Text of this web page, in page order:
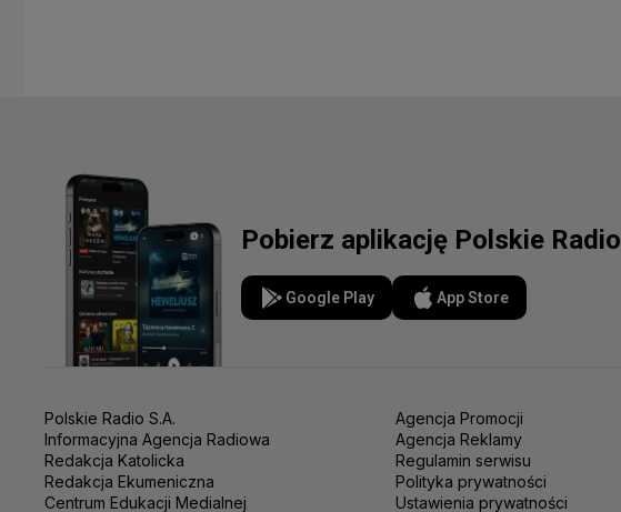
Pobierz aplikację Polskie Radio
Google Play App Store
Polskie Radio S.A.
Informacyjna Agencja Radiowa
Redakcja Katolicka
Redakcja Ekumeniczna
Centrum Edukacji Medialnej
Agencja Promocji
Agencja Reklamy
Regulamin serwisu
Polityka prywatności
Ustawienia prywatności